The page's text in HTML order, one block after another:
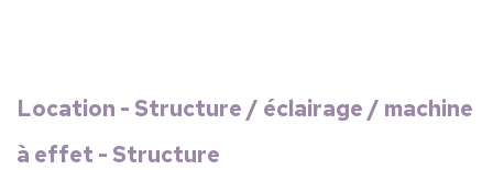
Location - Structure / éclairage / machine
à effet - Structure